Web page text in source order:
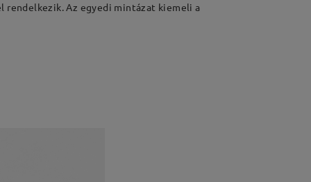
rendelkezik. Az egyedi mintázat kiemeli a